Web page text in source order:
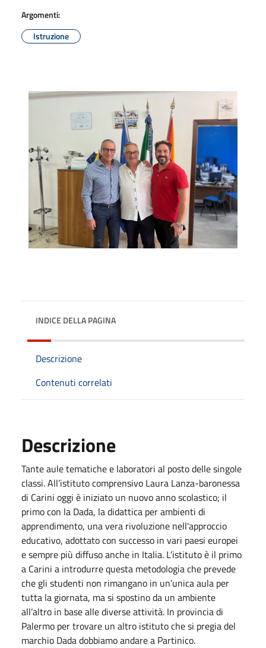
Argomenti:
Istruzione
INDICE DELLA PAGINA
Descrizione
Contenuti correlati
Descrizione
Tante aule tematiche e laboratori al posto delle singole
classi. All’istituto comprensivo Laura Lanza-baronessa
di Carini oggi è iniziato un nuovo anno scolastico; il
primo con la Dada, la didattica per ambienti di
apprendimento, una vera rivoluzione nell'approccio
educativo, adottato con successo in vari paesi europei
e sempre più diffuso anche in Italia. L’istituto è il primo
a Carini a introdurre questa metodologia che prevede
che gli studenti non rimangano in un’unica aula per
tutta la giornata, ma si spostino da un ambiente
all’altro in base alle diverse attività. In provincia di
Palermo per trovare un altro istituto che si pregia del
marchio Dada dobbiamo andare a Partinico.